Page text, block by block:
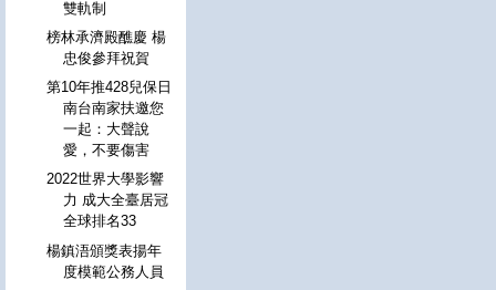
雙軌制
榜林承濟殿醮慶 楊
忠俊參拜祝賀
第10年推428兒保日
南台南家扶邀您
一起：大聲說
愛，不要傷害
2022世界大學影響
力 成大全臺居冠
全球排名33
楊鎮浯頒獎表揚年
度模範公務人員